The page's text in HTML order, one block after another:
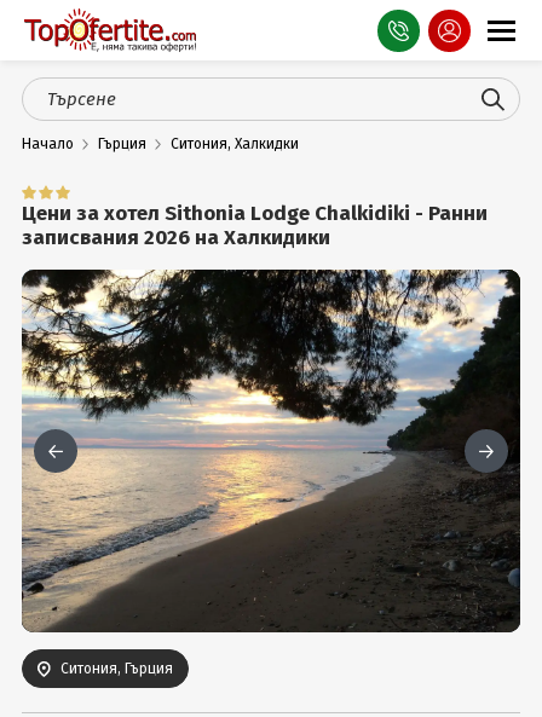
Оферти
СПА
Планина
Чужбина
Празници
Турция
Гърция
Услуги
Вход
Начало Гърция Ситония, Халкидки
Цени за хотел Sithonia Lodge Chalkidiki - Ранни
записвания 2026 на Халкидики
Ситония, Гърция